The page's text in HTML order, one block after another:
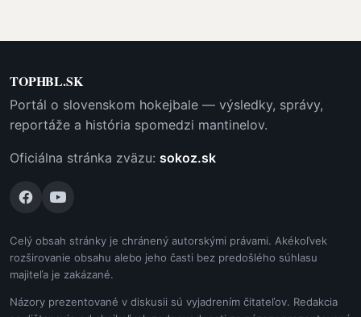
TOPHBL.SK
Portál o slovenskom hokejbale — výsledky, správy,
reportáže a história spomedzi mantinelov.
Oficiálna stránka zväzu: sokoz.sk
Celý obsah stránky je chránený autorskými právami. Akékoľvek
rozširovanie obsahu alebo jeho časti bez predošlého súhlasu
majiteľa je zakázané.
Názory prezentované v diskusii sú vyjadrením čitateľov. Redakcia